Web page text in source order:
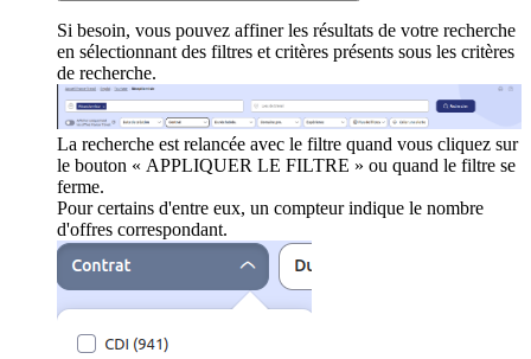
Si besoin, vous pouvez affiner les résultats de votre recherche
en sélectionnant des filtres et critères présents sous les critères
de recherche.
La recherche est relancée avec le filtre quand vous cliquez sur
le bouton « APPLIQUER LE FILTRE » ou quand le filtre se
ferme.
Pour certains d'entre eux, un compteur indique le nombre
d'offres correspondant.